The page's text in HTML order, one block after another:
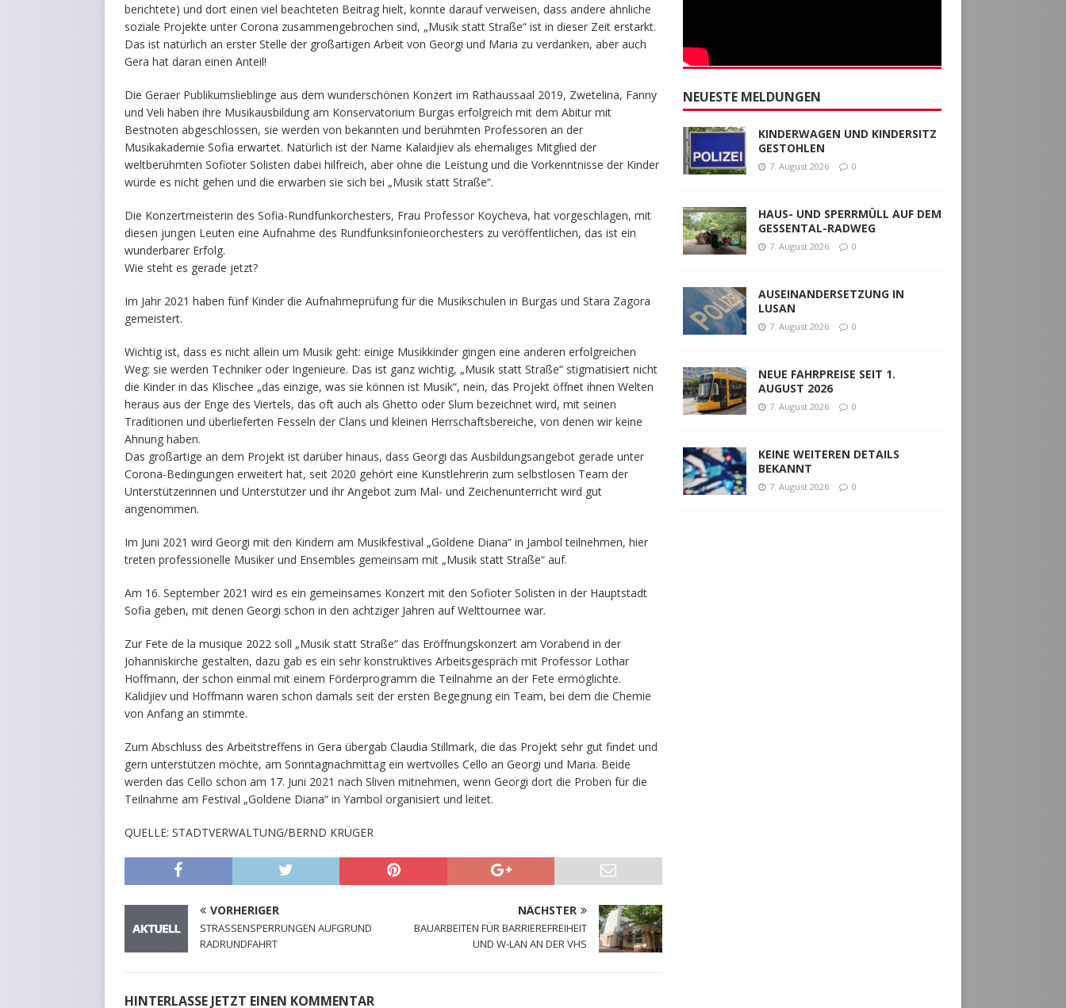
berichtete) und dort einen viel beachteten Beitrag hielt, konnte darauf verweisen, dass andere ähnliche
soziale Projekte unter Corona zusammengebrochen sind, „Musik statt Straße“ ist in dieser Zeit erstarkt.
Das ist natürlich an erster Stelle der großartigen Arbeit von Georgi und Maria zu verdanken, aber auch
Gera hat daran einen Anteil!
Die Geraer Publikumslieblinge aus dem wunderschönen Konzert im Rathaussaal 2019, Zwetelina, Fanny
und Veli haben ihre Musikausbildung am Konservatorium Burgas erfolgreich mit dem Abitur mit
Bestnoten abgeschlossen, sie werden von bekannten und berühmten Professoren an der
Musikakademie Sofia erwartet. Natürlich ist der Name Kalaidjiev als ehemaliges Mitglied der
weltberühmten Sofioter Solisten dabei hilfreich, aber ohne die Leistung und die Vorkenntnisse der Kinder
würde es nicht gehen und die erwarben sie sich bei „Musik statt Straße“.
Die Konzertmeisterin des Sofia-Rundfunkorchesters, Frau Professor Koycheva, hat vorgeschlagen, mit
diesen jungen Leuten eine Aufnahme des Rundfunksinfonieorchesters zu veröffentlichen, das ist ein
wunderbarer Erfolg.
Wie steht es gerade jetzt?
Im Jahr 2021 haben fünf Kinder die Aufnahmeprüfung für die Musikschulen in Burgas und Stara Zagora
gemeistert.
Wichtig ist, dass es nicht allein um Musik geht: einige Musikkinder gingen eine anderen erfolgreichen
Weg: sie werden Techniker oder Ingenieure. Das ist ganz wichtig, „Musik statt Straße“ stigmatisiert nicht
die Kinder in das Klischee „das einzige, was sie können ist Musik“, nein, das Projekt öffnet ihnen Welten
heraus aus der Enge des Viertels, das oft auch als Ghetto oder Slum bezeichnet wird, mit seinen
Traditionen und überlieferten Fesseln der Clans und kleinen Herrschaftsbereiche, von denen wir keine
Ahnung haben.
Das großartige an dem Projekt ist darüber hinaus, dass Georgi das Ausbildungsangebot gerade unter
Corona-Bedingungen erweitert hat, seit 2020 gehört eine Kunstlehrerin zum selbstlosen Team der
Unterstützerinnen und Unterstützer und ihr Angebot zum Mal- und Zeichenunterricht wird gut
angenommen.
Im Juni 2021 wird Georgi mit den Kindern am Musikfestival „Goldene Diana“ in Jambol teilnehmen, hier
treten professionelle Musiker und Ensembles gemeinsam mit „Musik statt Straße“ auf.
Am 16. September 2021 wird es ein gemeinsames Konzert mit den Sofioter Solisten in der Hauptstadt
Sofia geben, mit denen Georgi schon in den achtziger Jahren auf Welttournee war.
Zur Fete de la musique 2022 soll „Musik statt Straße“ das Eröffnungskonzert am Vorabend in der
Johanniskirche gestalten, dazu gab es ein sehr konstruktives Arbeitsgespräch mit Professor Lothar
Hoffmann, der schon einmal mit einem Förderprogramm die Teilnahme an der Fete ermöglichte.
Kalidjiev und Hoffmann waren schon damals seit der ersten Begegnung ein Team, bei dem die Chemie
von Anfang an stimmte.
Zum Abschluss des Arbeitstreffens in Gera übergab Claudia Stillmark, die das Projekt sehr gut findet und
gern unterstützen möchte, am Sonntagnachmittag ein wertvolles Cello an Georgi und Maria. Beide
werden das Cello schon am 17. Juni 2021 nach Sliven mitnehmen, wenn Georgi dort die Proben für die
Teilnahme am Festival „Goldene Diana“ in Yambol organisiert und leitet.
QUELLE: STADTVERWALTUNG/BERND KRÜGER
VORHERIGER
STRASSENSPERRUNGEN AUFGRUND
RADRUNDFAHRT
NÄCHSTER
BAUARBEITEN FÜR BARRIEREFREIHEIT
UND W-LAN AN DER VHS
HINTERLASSE JETZT EINEN KOMMENTAR
NEUESTE MELDUNGEN
KINDERWAGEN UND KINDERSITZ
GESTOHLEN
7. August 2026 0
HAUS- UND SPERRMÜLL AUF DEM
GESSENTAL-RADWEG
7. August 2026 0
AUSEINANDERSETZUNG IN
LUSAN
7. August 2026 0
NEUE FAHRPREISE SEIT 1.
AUGUST 2026
7. August 2026 0
KEINE WEITEREN DETAILS
BEKANNT
7. August 2026 0